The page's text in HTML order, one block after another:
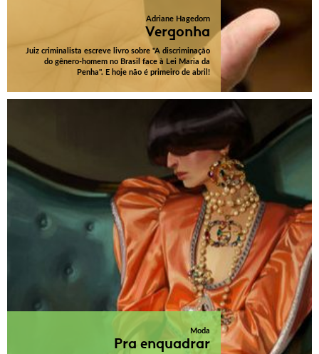
Adriane Hagedorn
Vergonha
Juiz criminalista escreve livro sobre "A discriminação
do gênero-homem no Brasil face à Lei Maria da
Penha". E hoje não é primeiro de abril!
Moda
Pra enquadrar